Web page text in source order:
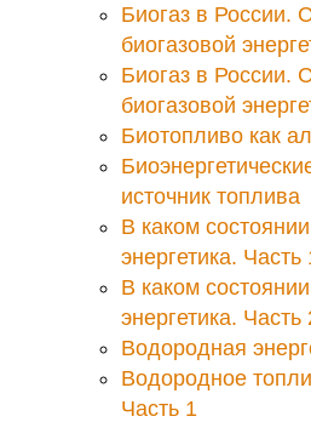
Биогаз в России.
биогазовой
Биогаз в России.
биогазовой
Биотопливо как
источник топлива
В каком
энергетика. Часть
В каком
энергетика. Часть
Водородная
Водородное
Часть 1